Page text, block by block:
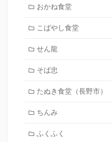
おかね食堂
こばやし食堂
せん龍
そば忠
たぬき食堂（長野市）
ちんみ
ふくふく